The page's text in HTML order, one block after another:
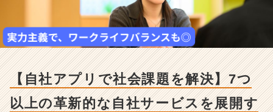
ア
プ
リ
で
課
を
【自社アプリで社会課題を解決】7つ
以上の革新的な自社サービスを展開す